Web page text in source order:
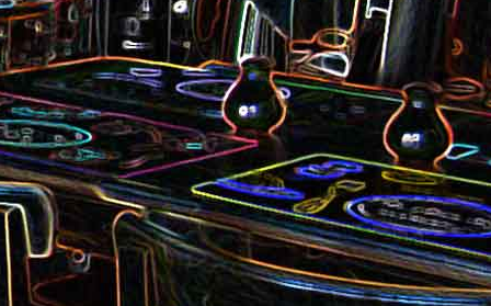
au Quesadillas à la mexicaine